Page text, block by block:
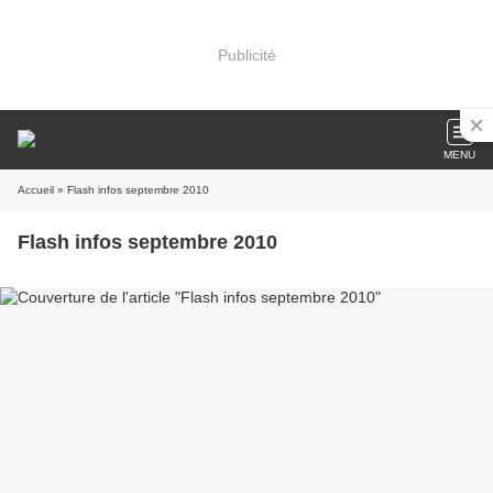
Publicité
MENU
Accueil » Flash infos septembre 2010
Flash infos septembre 2010